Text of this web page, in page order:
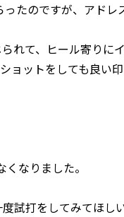
たのですが、アドレ
れて、ヒール寄りに
ョットをしても良い
なりました。
試打をしてみてほしい